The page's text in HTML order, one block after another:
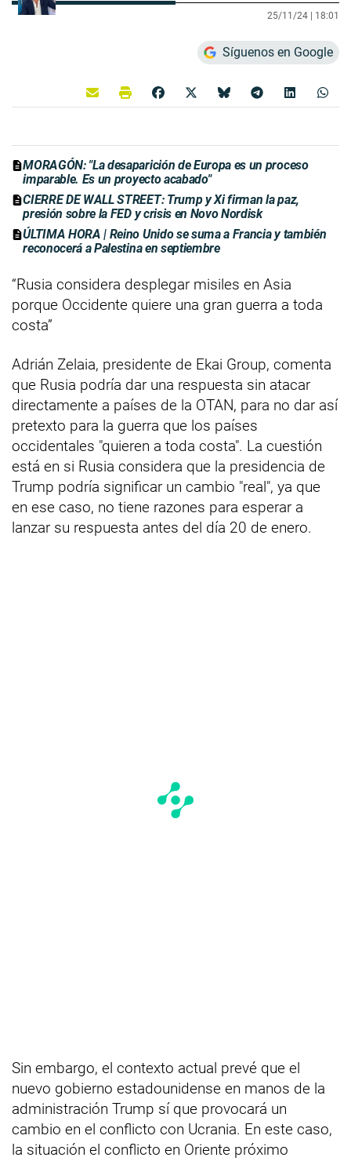
25/11/24 | 18:01
Síguenos en Google
MORAGÓN: "La desaparición de Europa es un proceso
imparable. Es un proyecto acabado"
CIERRE DE WALL STREET: Trump y Xi firman la paz,
presión sobre la FED y crisis en Novo Nordisk
ÚLTIMA HORA | Reino Unido se suma a Francia y también
reconocerá a Palestina en septiembre
“Rusia considera desplegar misiles en Asia
porque Occidente quiere una gran guerra a toda
costa”
Adrián Zelaia, presidente de Ekai Group, comenta
que Rusia podría dar una respuesta sin atacar
directamente a países de la OTAN, para no dar así
pretexto para la guerra que los países
occidentales "quieren a toda costa". La cuestión
está en si Rusia considera que la presidencia de
Trump podría significar un cambio "real", ya que
en ese caso, no tiene razones para esperar a
lanzar su respuesta antes del día 20 de enero.
Sin embargo, el contexto actual prevé que el
nuevo gobierno estadounidense en manos de la
administración Trump sí que provocará un
cambio en el conflicto con Ucrania. En este caso,
la situación el conflicto en Oriente próximo